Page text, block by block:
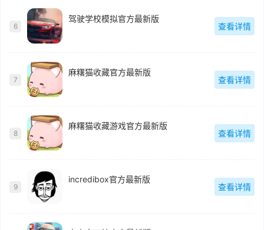
6
驾驶学校模拟官方最新版
查看详情
7
麻糬猫收藏官方最新版
查看详情
8
麻糬猫收藏游戏官方最新版
查看详情
9
incredibox官方最新版
查看详情